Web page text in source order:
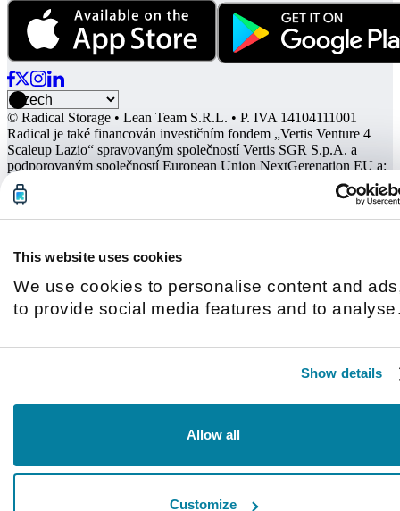
This website uses cookies
We use cookies to personalise content and
to provide social media features and to analyse
use of our site with our social media,
and analytics partners who may combine it with
Show details
Allow all
Customize
© Radical Storage • Lean Team S.R.L. • P. IVA 14104111001
Radical je také financován investičním fondem „Vertis Venture 4
Scaleup Lazio“ spravovaným společností Vertis SGR S.p.A. a
podporovaným společností European Union NextGerenation EU a: